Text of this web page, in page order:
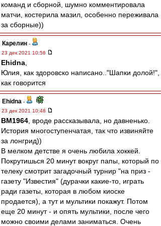
команд и сборной, шумно комментировала
матчи, костерила мазил, особенно переживала
за сборные))
Карелин -
23 дек 2021 10:56
Ehidna
Юлия, как здоровско написано.."Шапки долой!",
как говорится
Ehidna -
23 дек 2021 10:48
BM1964 , вроде рассказывала, но давненько.
История многоступенчатая, так что извиняйте
за лонгрид))
В мелком детстве я очень любила хоккей.
Покрутишься 20 минут вокруг папы, который по
телеку смотрит загадочный турнир "на приз -
газету "Известия" (дурачки какие-то, играть
ради газеты, которая в любом киоске
продается), а тут и мультики покажут. Потом
еще 20 минут - и опять мультики, после чего
можно своими делами заниматься. Очень